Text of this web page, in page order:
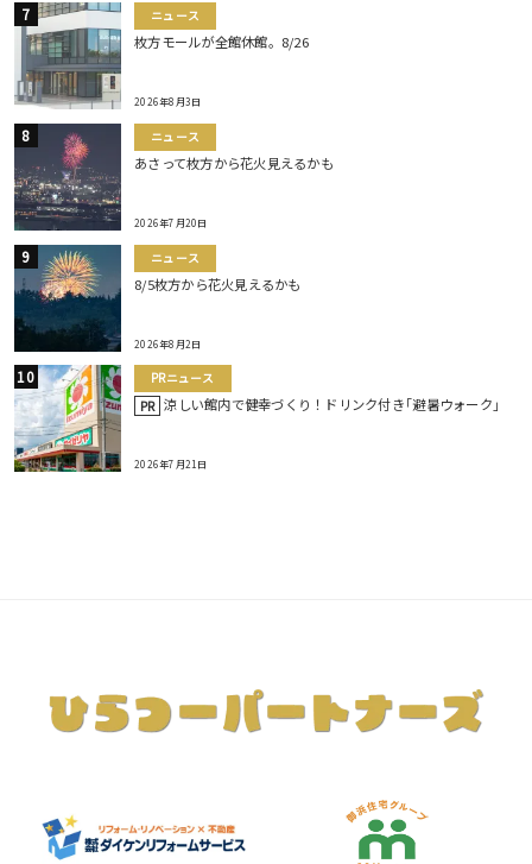
ニュース
枚方モールが全館休館。8/26
2026年8月3日
ニュース
あさって枚方から花火見えるかも
2026年7月20日
ニュース
8/5枚方から花火見えるかも
2026年8月2日
PRニュース
PR 涼しい館内で健幸づくり！ドリンク付き｢避暑ウォーク｣
2026年7月21日